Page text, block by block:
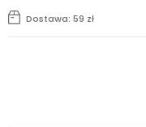
Dostawa: 59 zł